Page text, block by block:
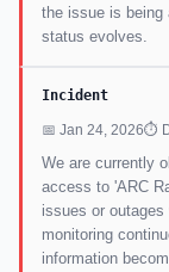
the issue is being
status evolves.
Incident
📅 Jan 24, 2026⏱
We are currently
access to 'ARC
issues or
monitoring
information